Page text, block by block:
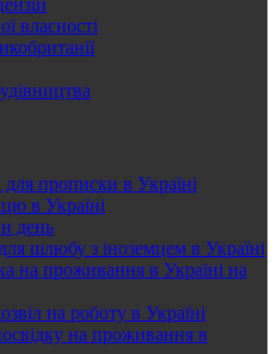
власності
прописки в Україні
в Україні
день
шлюбу з іноземцем в Україні
на проживання в Україні на
на роботу в Україні
на проживання в